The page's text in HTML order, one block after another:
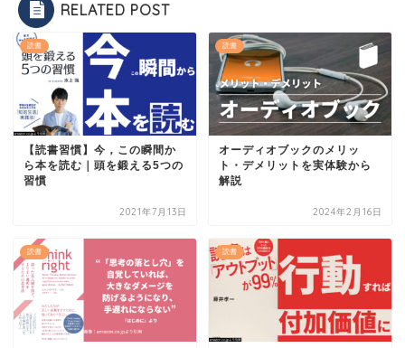
RELATED POST
読書
【読書習慣】今，この瞬間か
ら本を読む｜頭を鍛える5つの
習慣
2021年7月13日
読書
オーディオブックのメリッ
ト・デメリットを実体験から
解説
2024年2月16日
読書 読書